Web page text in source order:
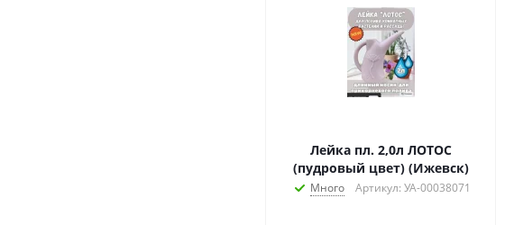
Лейка пл. 2,0л ЛОТОС
(пудровый цвет) (Ижевск)
Много Артикул: УА-00038071